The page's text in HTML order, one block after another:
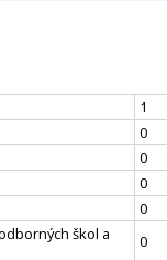
1
0
0
0
0
škol a
0